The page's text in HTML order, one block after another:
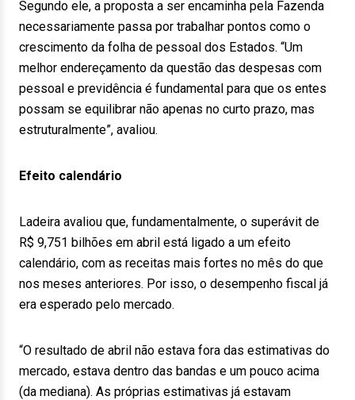
Segundo ele, a proposta a ser encaminha pela Fazenda
necessariamente passa por trabalhar pontos como o
crescimento da folha de pessoal dos Estados. “Um
melhor endereçamento da questão das despesas com
pessoal e previdência é fundamental para que os entes
possam se equilibrar não apenas no curto prazo, mas
estruturalmente”, avaliou.
Efeito calendário
Ladeira avaliou que, fundamentalmente, o superávit de
R$ 9,751 bilhões em abril está ligado a um efeito
calendário, com as receitas mais fortes no mês do que
nos meses anteriores. Por isso, o desempenho fiscal já
era esperado pelo mercado.
“O resultado de abril não estava fora das estimativas do
mercado, estava dentro das bandas e um pouco acima
(da mediana). As próprias estimativas já estavam